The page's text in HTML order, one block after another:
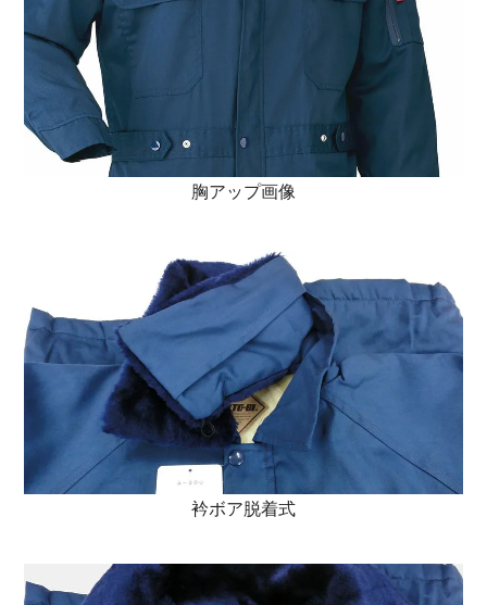
胸アップ画像
衿ボア脱着式